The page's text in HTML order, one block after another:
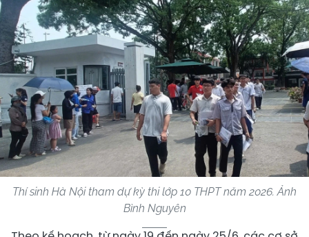
Thí sinh Hà Nội tham dự kỳ thi lớp 10 THPT năm 2026. Ảnh
Bình Nguyên